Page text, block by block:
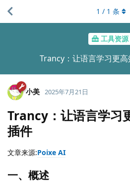
工具资源
Trancy：让语言学习更
1 / 1 条
小美 2025年7月21日
Trancy：让语言学习
插件
文章来源:Poixe AI
一、概述